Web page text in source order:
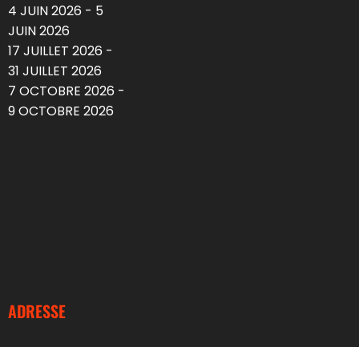
4 JUIN 2026 - 5
JUIN 2026
17 JUILLET 2026 -
31 JUILLET 2026
7 OCTOBRE 2026 -
9 OCTOBRE 2026
ADRESSE